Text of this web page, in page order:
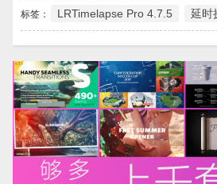
标签： LRTimelapse Pro 4.7.5 延时